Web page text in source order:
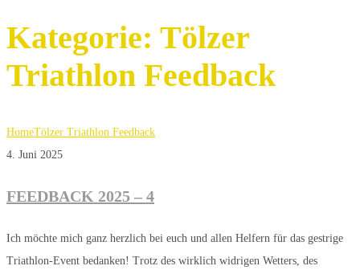
Kategorie: Tölzer
Triathlon Feedback
HomeTölzer Triathlon Feedback
4. Juni 2025
FEEDBACK 2025 – 4
Ich möchte mich ganz herzlich bei euch und allen Helfern für das gestrige
Triathlon-Event bedanken! Trotz des wirklich widrigen Wetters, des